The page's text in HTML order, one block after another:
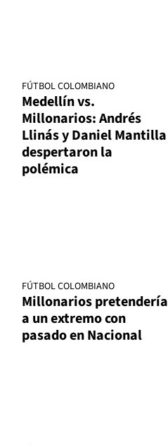
FÚTBOL COLOMBIANO
Medellín vs.
Millonarios: Andrés
Llinás y Daniel Mantilla
despertaron la
polémica
FÚTBOL COLOMBIANO
Millonarios pretendería
a un extremo con
pasado en Nacional